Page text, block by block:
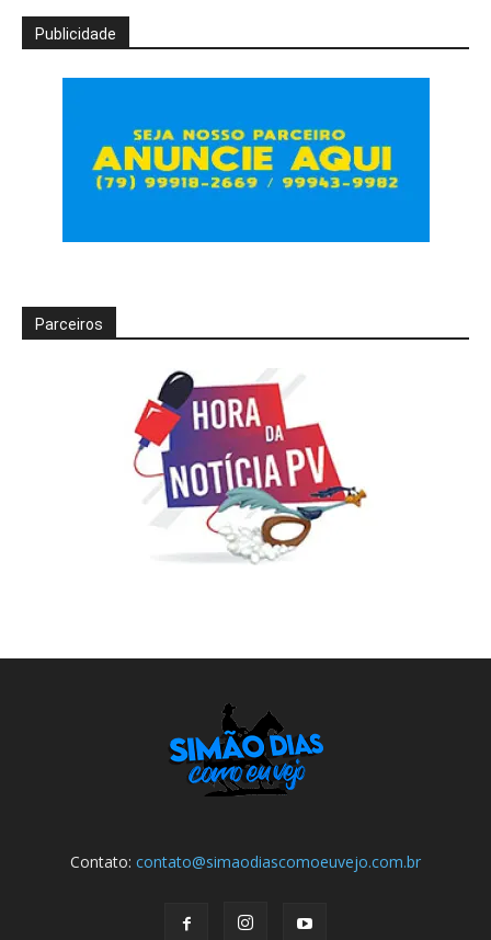
Publicidade
Parceiros
Contato: contato@simaodiascomoeuvejo.com.br